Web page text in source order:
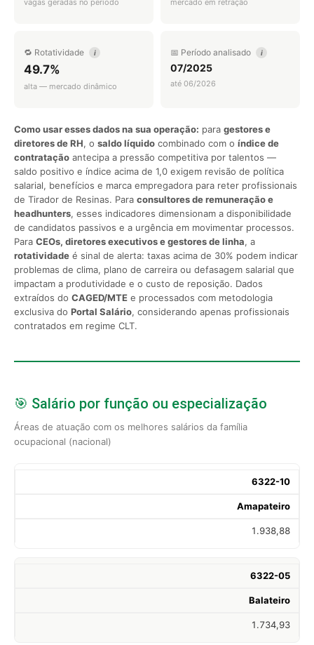
🔁 Rotatividade i
49.7%
alta — mercado dinâmico
📅 Período analisado i
07/2025
até 06/2026
Como usar esses dados na sua operação: para gestores e
diretores de RH, o saldo líquido combinado com o índice de
contratação antecipa a pressão competitiva por talentos —
saldo positivo e índice acima de 1,0 exigem revisão de política
salarial, benefícios e marca empregadora para reter profissionais
de Tirador de Resinas. Para consultores de remuneração e
headhunters, esses indicadores dimensionam a disponibilidade
de candidatos passivos e a urgência em movimentar processos.
Para CEOs, diretores executivos e gestores de linha, a
rotatividade é sinal de alerta: taxas acima de 30% podem indicar
problemas de clima, plano de carreira ou defasagem salarial que
impactam a produtividade e o custo de reposição. Dados
extraídos do CAGED/MTE e processados com metodologia
exclusiva do Portal Salário, considerando apenas profissionais
contratados em regime CLT.
🎯 Salário por função ou especialização
Áreas de atuação com os melhores salários da família
ocupacional (nacional)
6322-10
Amapateiro
1.938,88
6322-05
Balateiro
1.734,93